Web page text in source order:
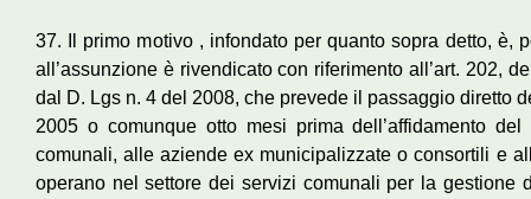
37. Il primo motivo , infondato per quanto sopra detto, è,
all’assunzione è rivendicato con riferimento all’art. 202,
dal D. Lgs n. 4 del 2008, che prevede il passaggio diretto
2005 o comunque otto mesi prima dell’affidamento
comunali, alle aziende ex municipalizzate o consortili e
operano nel settore dei servizi comunali per la gestione